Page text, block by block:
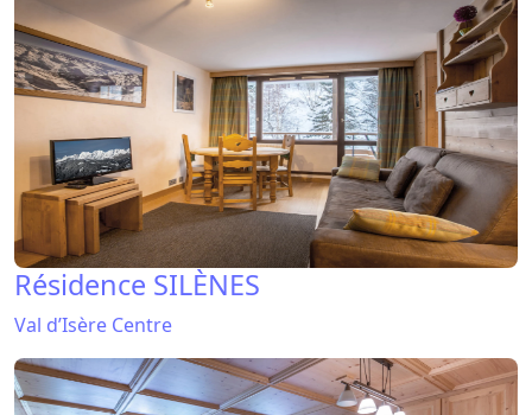
Résidence SILÈNES
Val d’Isère Centre